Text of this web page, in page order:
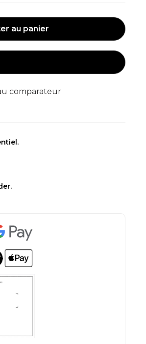
au panier
comparateur